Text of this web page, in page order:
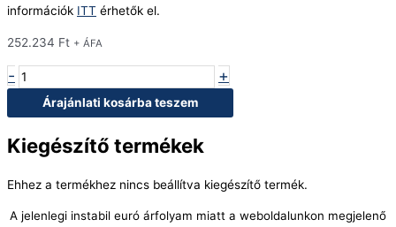
információk ITT érhetők el.
252.234 Ft + ÁFA
- +
Árajánlati kosárba teszem
Kiegészítő termékek
Ehhez a termékhez nincs beállítva kiegészítő termék.
A jelenlegi instabil euró árfolyam miatt a weboldalunkon megjelenő